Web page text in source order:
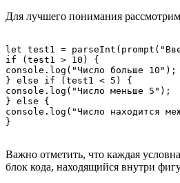
Для лучшего понимания
let test1 =
if (test1 > 10) {
console.log("Число больше 10");
} else if (test1 < 5) {
console.log("Число меньше 5");
} else {
console.log("Число находится
Важно отметить, что каждая
блок кода, находящийся внутри